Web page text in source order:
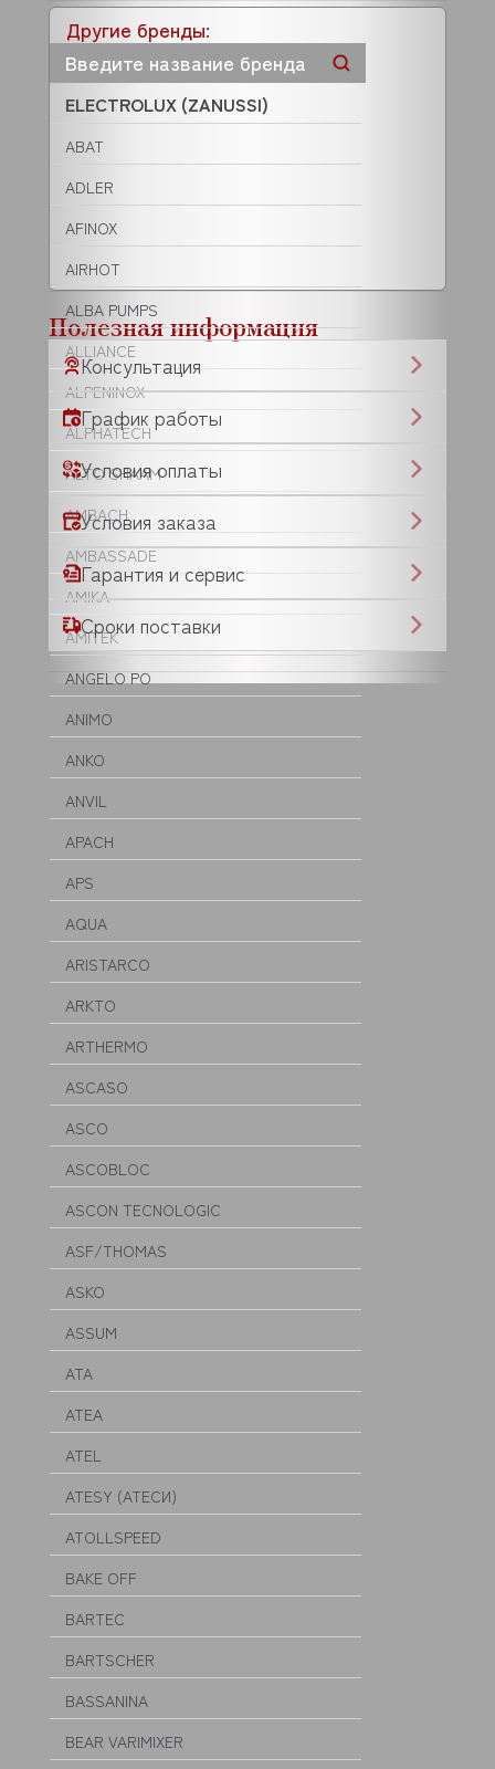
Другие бренды:
ELECTROLUX (ZANUSSI)
ABAT
ADLER
AFINOX
AIRHOT
ALBA PUMPS
ALLIANCE
ALPENINOX
ALPHATECH
ALTO SHAAM
AMBACH
AMBASSADE
AMIKA
AMITEK
ANGELO PO
ANIMO
ANKO
ANVIL
APACH
APS
AQUA
ARISTARCO
ARKTO
ARTHERMO
ASCASO
ASCO
ASCOBLOC
ASCON TECNOLOGIC
ASF/THOMAS
ASKO
ASSUM
ATA
ATEA
ATEL
ATESY (АТЕСИ)
ATOLLSPEED
BAKE OFF
BARTEC
BARTSCHER
BASSANINA
BEAR VARIMIXER
Полезная информация
Консультация
График работы
Условия оплаты
Условия заказа
Гарантия и сервис
Сроки поставки